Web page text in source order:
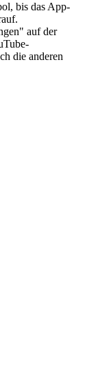
bis das App-
auf der
die anderen